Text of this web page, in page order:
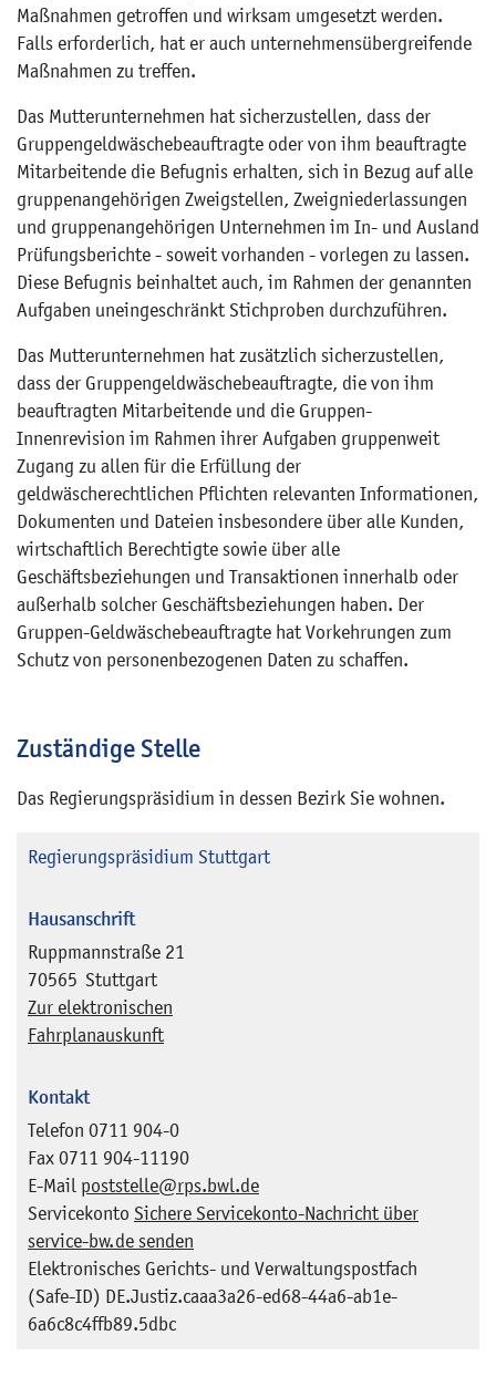
Maßnahmen getroffen und wirksam umgesetzt werden.
Falls erforderlich, hat er auch unternehmensübergreifende
Maßnahmen zu treffen.
Das Mutterunternehmen hat sicherzustellen, dass der
Gruppengeldwäschebeauftragte oder von ihm beauftragte
Mitarbeitende die Befugnis erhalten, sich in Bezug auf alle
gruppenangehörigen Zweigstellen, Zweigniederlassungen
und gruppenangehörigen Unternehmen im In- und Ausland
Prüfungsberichte - soweit vorhanden - vorlegen zu lassen.
Diese Befugnis beinhaltet auch, im Rahmen der genannten
Aufgaben uneingeschränkt Stichproben durchzuführen.
Das Mutterunternehmen hat zusätzlich sicherzustellen,
dass der Gruppengeldwäschebeauftragte, die von ihm
beauftragten Mitarbeitende und die Gruppen-
Innenrevision im Rahmen ihrer Aufgaben gruppenweit
Zugang zu allen für die Erfüllung der
geldwäscherechtlichen Pflichten relevanten Informationen,
Dokumenten und Dateien insbesondere über alle Kunden,
wirtschaftlich Berechtigte sowie über alle
Geschäftsbeziehungen und Transaktionen innerhalb oder
außerhalb solcher Geschäftsbeziehungen haben. Der
Gruppen-Geldwäschebeauftragte hat Vorkehrungen zum
Schutz von personenbezogenen Daten zu schaffen.
Zuständige Stelle
Das Regierungspräsidium in dessen Bezirk Sie wohnen.
Regierungspräsidium Stuttgart
Hausanschrift
Ruppmannstraße 21
70565 Stuttgart
Zur elektronischen
Fahrplanauskunft
Kontakt
Telefon 0711 904-0
Fax 0711 904-11190
E-Mail poststelle@rps.bwl.de
Servicekonto Sichere Servicekonto-Nachricht über
service-bw.de senden
Elektronisches Gerichts- und Verwaltungspostfach
(Safe-ID) DE.Justiz.caaa3a26-ed68-44a6-ab1e-
6a6c8c4ffb89.5dbc